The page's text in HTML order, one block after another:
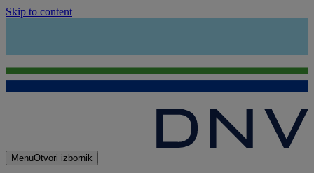
Skip to content
MenuOtvori izbornik